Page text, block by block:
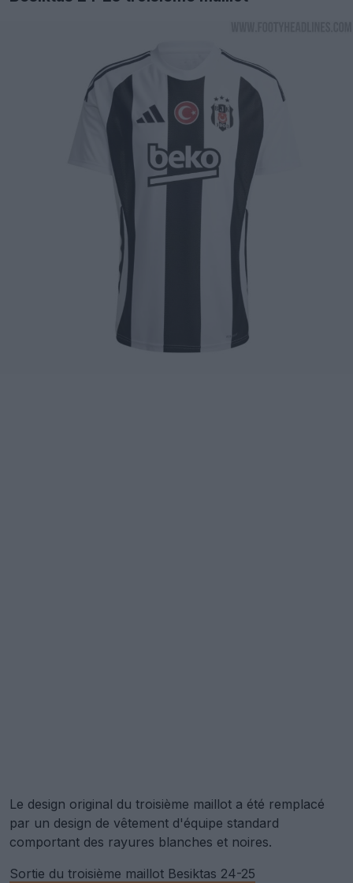
Le design original du troisième maillot a été remplacé
par un design de vêtement d'équipe standard
comportant des rayures blanches et noires.
Sortie du troisième maillot Besiktas 24-25